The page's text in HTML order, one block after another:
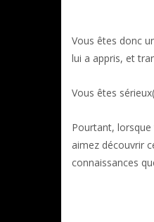
Vous êtes donc
lui a appris, et
Vous êtes
Pourtant,
aimez découvrir
connaissances